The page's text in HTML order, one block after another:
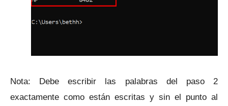
Nota: Debe escribir las palabras del paso 2
exactamente como están escritas y sin el punto al